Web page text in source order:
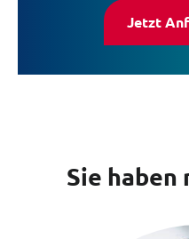
Jetzt
Sie haben